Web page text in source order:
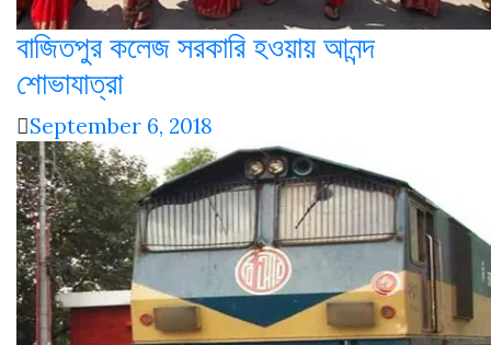
বাজিতপুর কলেজ সরকারি হওয়ায় আনন্দ
শোভাযাত্রা
September 6, 2018